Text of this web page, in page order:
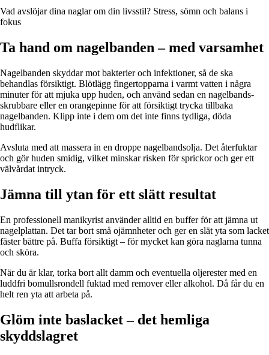
Vad avslöjar dina naglar om din livsstil? Stress, sömn och balans i
fokus
Ta hand om nagelbanden – med varsamhet
Nagelbanden skyddar mot bakterier och infektioner, så de ska
behandlas försiktigt. Blötlägg fingertopparna i varmt vatten i några
minuter för att mjuka upp huden, och använd sedan en nagelbands­
skrubbare eller en orangepinne för att försiktigt trycka tillbaka
nagelbanden. Klipp inte i dem om det inte finns tydliga, döda
hudflikar.
Avsluta med att massera in en droppe nagelbandsolja. Det återfuktar
och gör huden smidig, vilket minskar risken för sprickor och ger ett
välvårdat intryck.
Jämna till ytan för ett slätt resultat
En professionell manikyrist använder alltid en buffer för att jämna ut
nagelplattan. Det tar bort små ojämnheter och ger en slät yta som lacket
fäster bättre på. Buffa försiktigt – för mycket kan göra naglarna tunna
och sköra.
När du är klar, torka bort allt damm och eventuella oljerester med en
luddfri bomullsrondell fuktad med remover eller alkohol. Då får du en
helt ren yta att arbeta på.
Glöm inte baslacket – det hemliga
skyddslagret